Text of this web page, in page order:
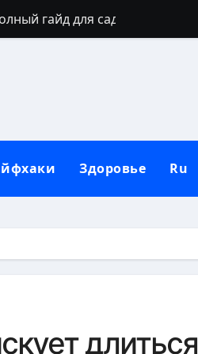
гайд для сада
семьи и сердца
потерь
от отца
новую привычку
Здоровье Ru
длиться